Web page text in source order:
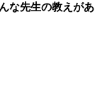
な先生の教えがあ